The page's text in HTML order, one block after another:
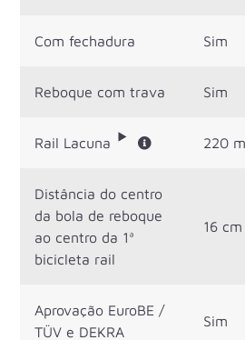
Com fechadura Sim
Reboque com trava Sim
Rail Lacuna 220
Distância do centro
da bola de reboque
ao centro da 1ª
bicicleta rail
16 cm
Aprovação EuroBE /
TÜV e DEKRA
Sim